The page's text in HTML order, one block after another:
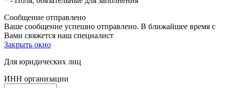
Сообщение отправлено
Ваше сообщение успешно отправлено. В ближайшее время с
Вами свяжется наш специалист
Закрыть окно
Для юридических лиц
ИНН организации